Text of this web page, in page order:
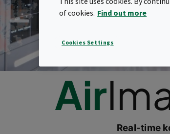
Air
Real-time
of cookies. Find out more
Cookies Settings